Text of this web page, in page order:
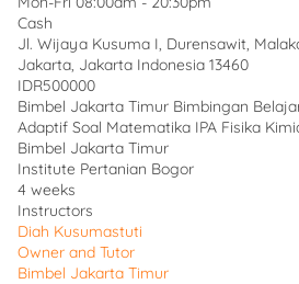
Cash
Jl. Wijaya Kusuma I, Durensawit,
Jakarta, Jakarta Indonesia 13460
IDR500000
Bimbel Jakarta Timur Bimbingan
Adaptif Soal Matematika IPA Fisika
Bimbel Jakarta Timur
Institute Pertanian Bogor
4 weeks
Instructors
Diah Kusumastuti
Owner and Tutor
Bimbel Jakarta Timur